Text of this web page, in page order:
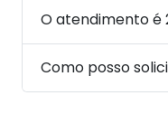
O atendimento é
Como posso